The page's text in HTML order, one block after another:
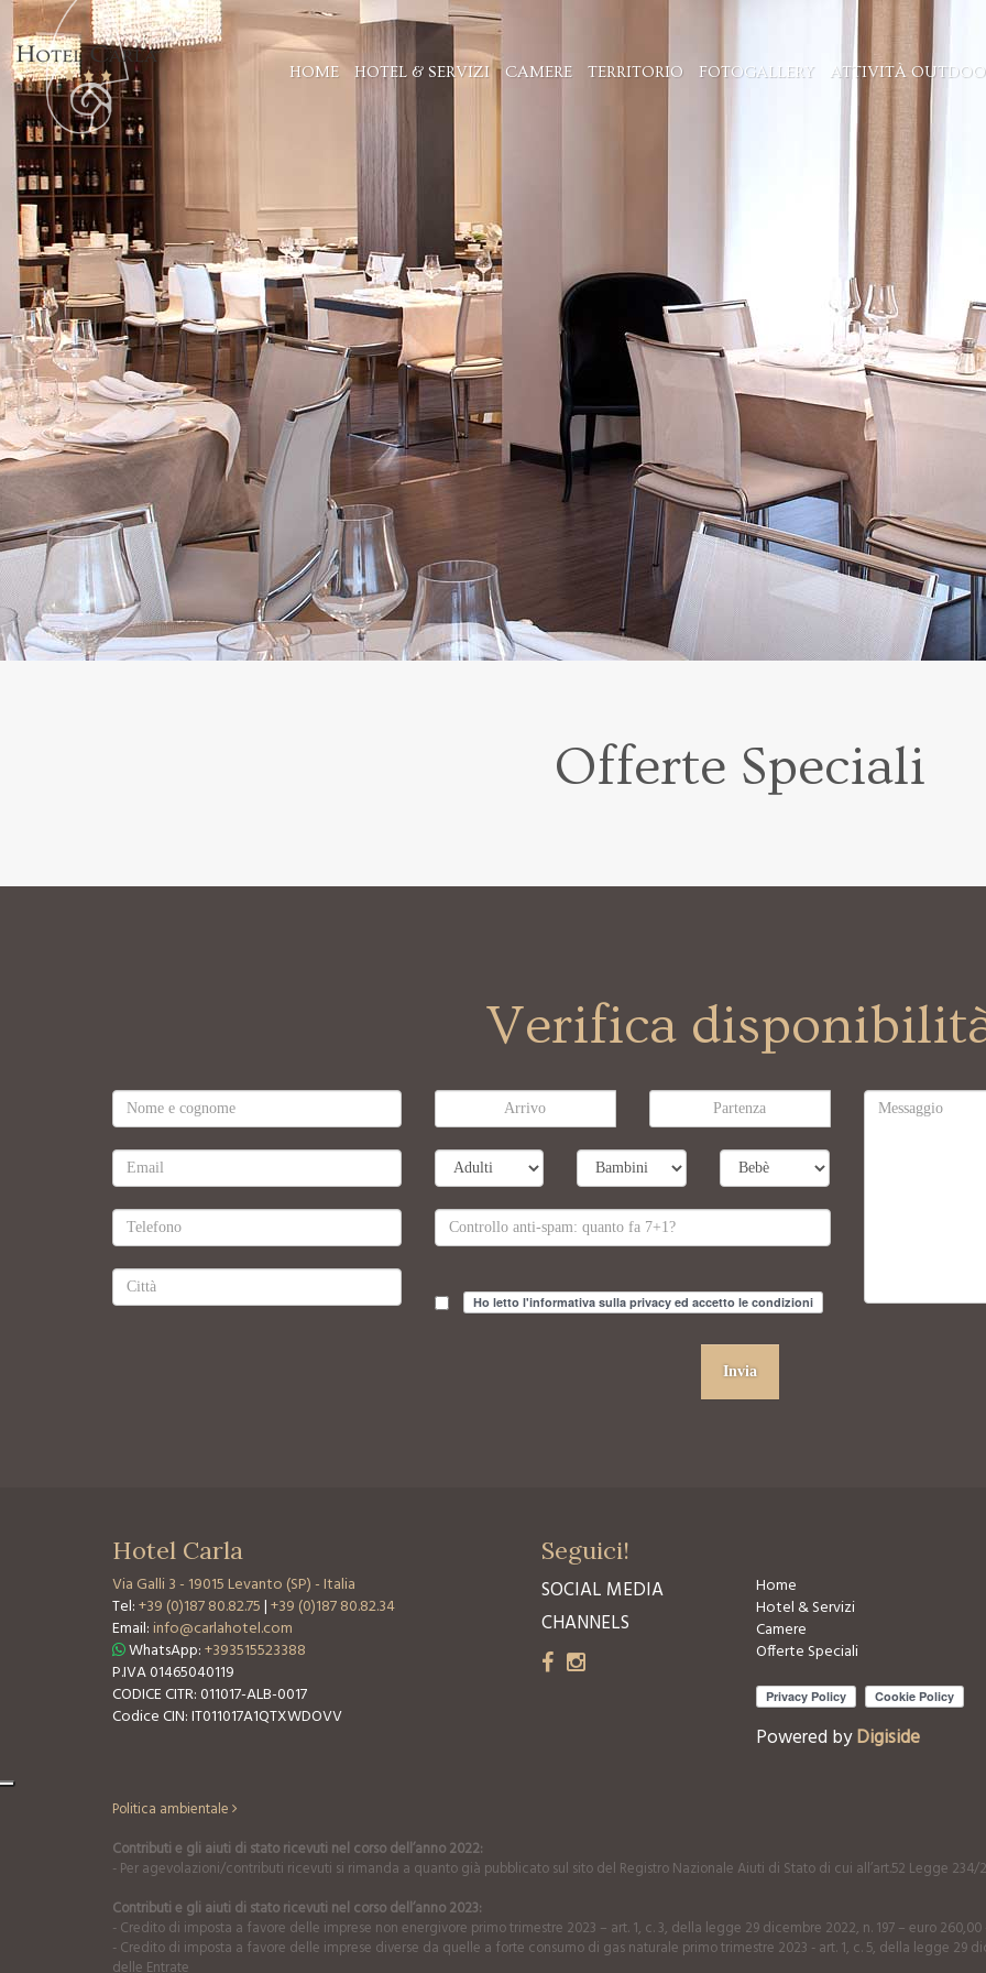
HOME HOTEL & SERVIZI CAMERE TERRITORIO FOTOGALLERY ATTIVITÀ
Offerte Speciali
Verifica
Hotel Carla
Via Galli 3- 19015 Levanto (SP) - Italia
Tel:+39 (0)187 80.82.75|+39 (0)187 80.82.34
Email: info@carlahotel.com
WhatsApp:+393515523388
P.IVA 01465040119
CODICE CITR: 011017-ALB-0017
Codice CIN: IT011017A1QTXWDOVV
Seguici!
SOCIAL MEDIA
CHANNELS
Home
Hotel & Servizi
Camere
Offerte Speciali
Powered byDigiside
Politica ambientale
Contributi e gli aiuti di stato ricevuti nel corso dell’anno 2022:
- Per agevolazioni/contributi ricevuti si rimanda a quanto già pubblicato sul sito del Registro Nazionale Aiuti di Stato di cui all’art.52 Legge 234/
Contributi e gli aiuti di stato ricevuti nel corso dell’anno 2023:
- Credito di imposta a favore delle imprese non energivore primo trimestre 2023 – art. 1, c. 3, della legge 29 dicembre 2022, n. 197 – euro
- Credito di imposta a favore delle imprese diverse da quelle a forte consumo di gas naturale primo trimestre 2023 - art. 1, c. 5, della legge 29
delle Entrate